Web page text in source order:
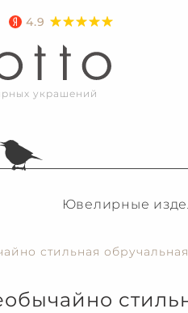
4.9
украшений
Ювелирные
стильная